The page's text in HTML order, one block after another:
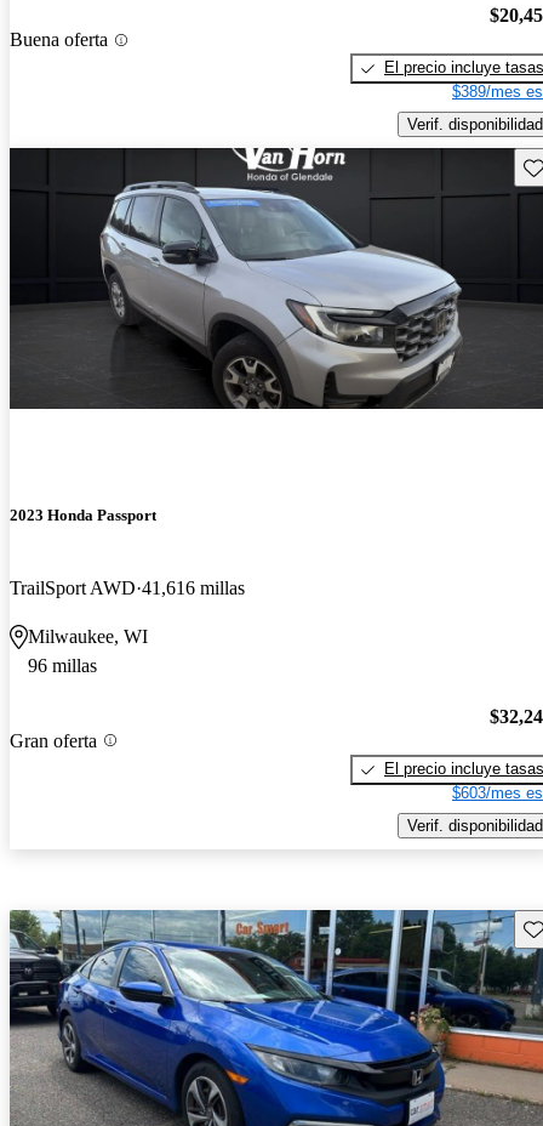
Buena oferta
El precio incluye tasas
$389/mes
Verif. disponibilidad
2023 Honda Passport
TrailSport AWD 41,616 millas
Milwaukee, WI
96 millas
Gran oferta
El precio incluye tasas
$603/mes
Verif. disponibilidad